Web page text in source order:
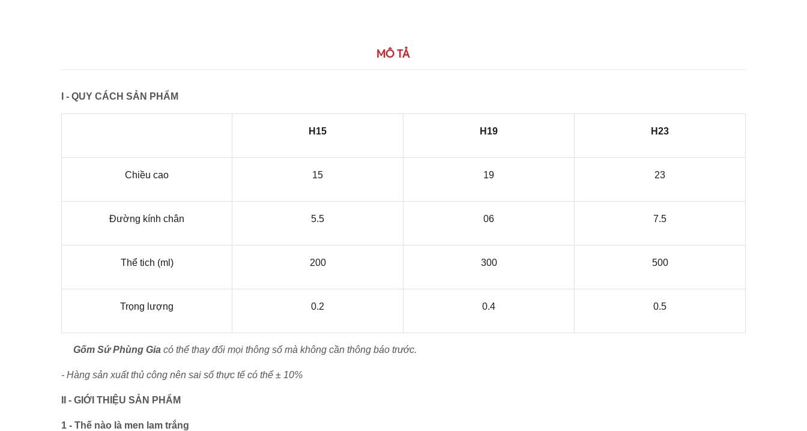
MÔ TẢ
I - QUY CÁCH SẢN PHẨM
H15 H19 H23
Chiều cao 15 19 23
Đường kính chân 5.5 06 7.5
Thể tich (ml) 200 300 500
Trọng lượng 0.2 0.4 0.5
Gốm Sứ Phùng Gia có thể thay đổi mọi thông số mà không cần thông báo trước.
- Hàng sản xuất thủ công nên sai số thực tế có thể ± 10%
II - GIỚI THIỆU SẢN PHẨM
1 - Thế nào là men lam trắng